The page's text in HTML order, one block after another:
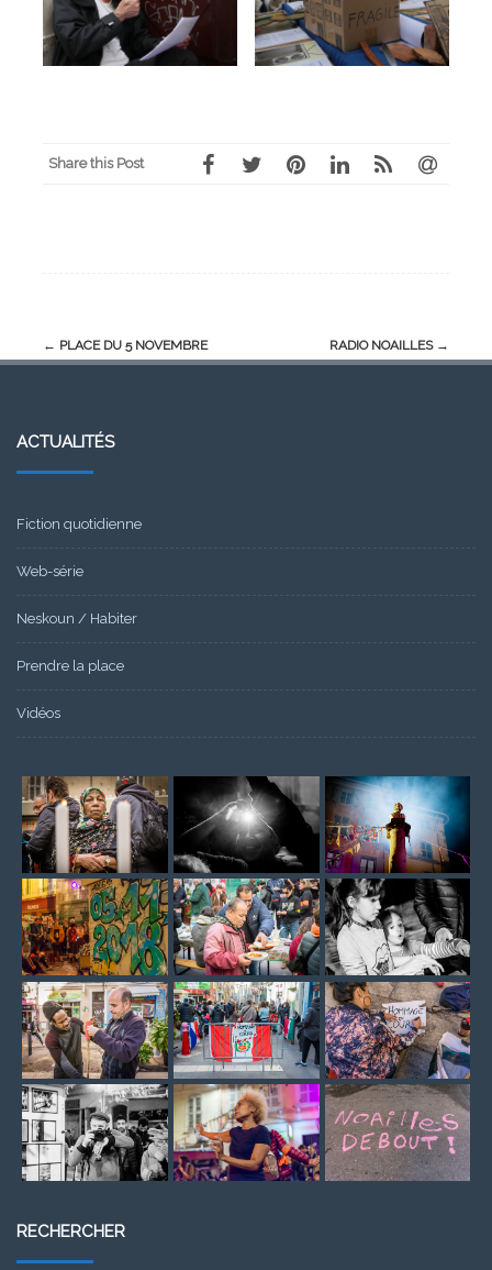
Share this Post
Post
← PLACE DU 5 NOVEMBRE RADIO NOAILLES →
ACTUALITÉS
Fiction quotidienne
Web-série
Neskoun / Habiter
Prendre la place
Vidéos
RECHERCHER